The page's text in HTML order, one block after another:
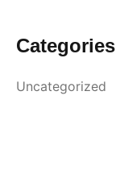
Categories
Uncategorized